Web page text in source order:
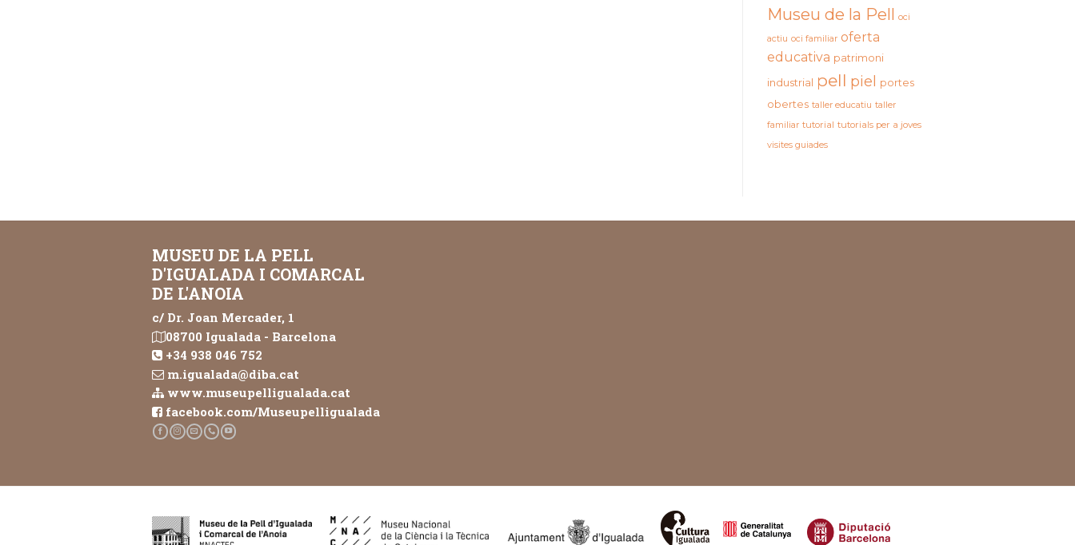
Museu de la Pell oci
actiu oci familiar oferta
educativa patrimoni
industrial pell piel
portes
obertes taller educatiu taller
familiar tutorial tutorials per a joves
visites guiades
MUSEU DE LA PELL
D'IGUALADA I COMARCAL
DE L'ANOIA
c/ Dr. Joan Mercader, 1
08700 Igualada - Barcelona
+34 938 046 752
m.igualada@diba.cat
www.museupelligualada.cat
facebook.com/Museupelligualada